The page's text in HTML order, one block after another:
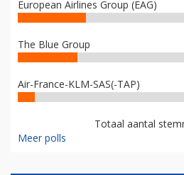
European Airlines Group (EAG)
The Blue Group
Air-France-KLM-SAS(-TAP)
Totaal aantal
Meer polls